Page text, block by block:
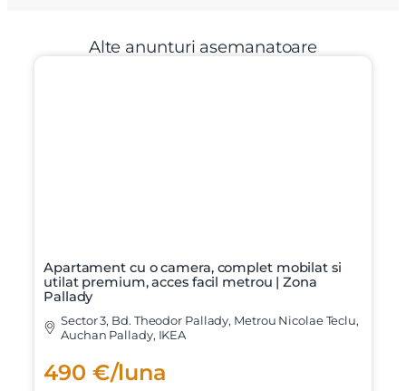
Alte anunturi asemanatoare
Apartament cu o camera, complet mobilat si
utilat premium, acces facil metrou | Zona
Pallady
Sector 3, Bd. Theodor Pallady, Metrou Nicolae Teclu,
Auchan Pallady, IKEA
490 €/luna